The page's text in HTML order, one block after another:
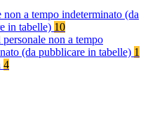
non a tempo indeterminato (da
in tabelle) 10
non a tempo
(da pubblicare in tabelle) 1
4